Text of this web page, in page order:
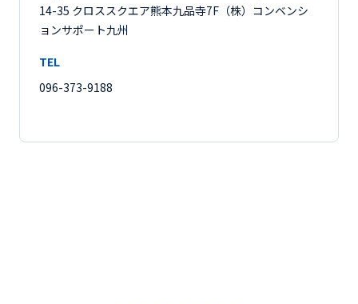
14-35 クロススクエア熊本九品寺7F（株）コンベンシ
ョンサポート九州
TEL
096-373-9188